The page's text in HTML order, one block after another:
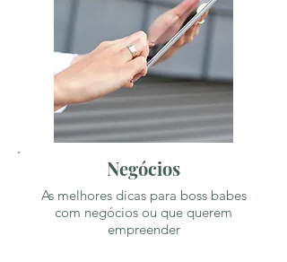
Negócios
As melhores dicas para boss babes
com negócios ou que querem
empreender